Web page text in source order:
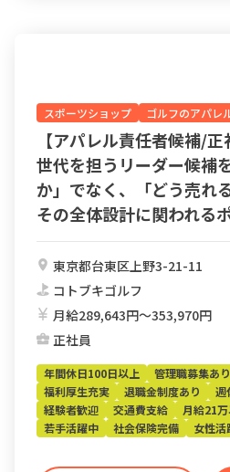
スポーツショップ ゴルフのアパレ
【アパレル責任者候補/
世代を担うリーダー候補
か」でなく、「どう売れ
その全体設計に関われる
東京都台東区上野3-21-11
コトブキゴルフ
月給289,643円〜353,970円
正社員
年間休日100日以上 管理職募集あり
福利厚生充実
退職金制度あり 週
経験者歓迎
交通費支給 月給21
若手活躍中
社会保険完備 女性活